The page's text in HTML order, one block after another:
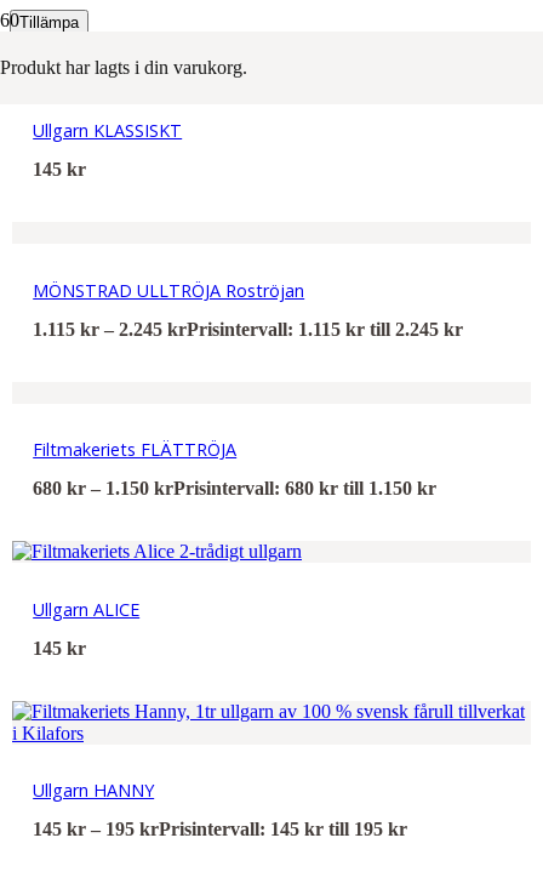
Produkt har lagts i din varukorg.
Tillämpa
Ullgarn KLASSISKT
145kr
MÖNSTRAD ULLTRÖJA Roströjan
1.115kr – 2.245krPrisintervall: 1.115 kr till 2.245 kr
Filtmakeriets FLÄTTRÖJA
680kr – 1.150krPrisintervall: 680 kr till 1.150 kr
Ullgarn ALICE
145kr
Ullgarn HANNY
145kr – 195krPrisintervall: 145 kr till 195 kr